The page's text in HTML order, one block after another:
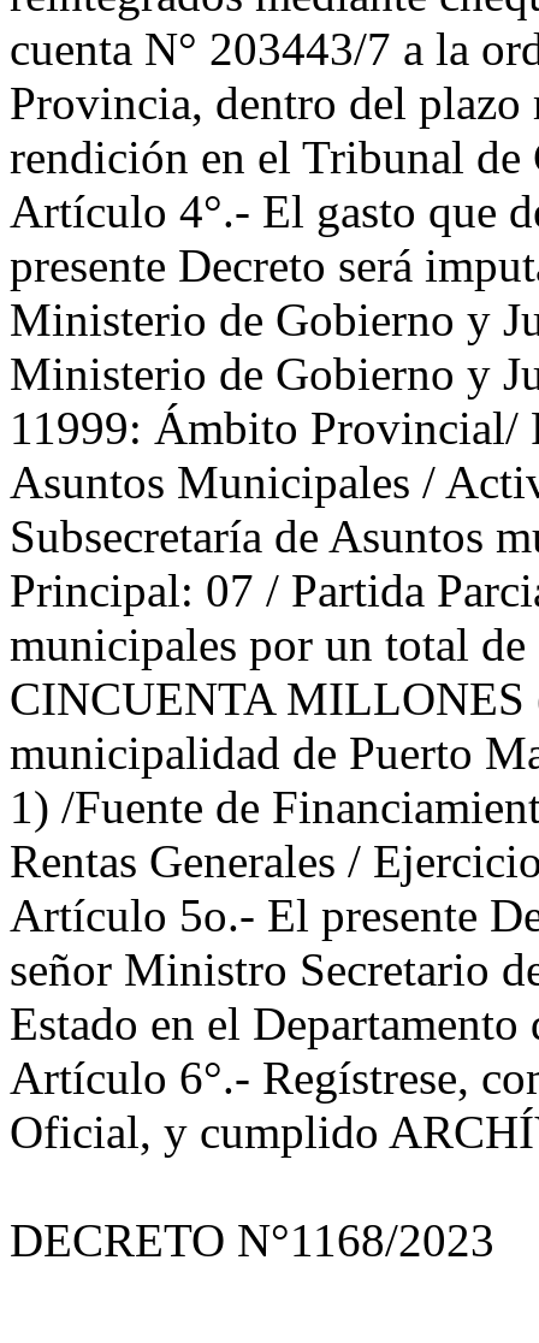
cuenta N° 203443/7 a la
Provincia, dentro del
rendición en el Tribunal de
Artículo 4°.- El gasto que
presente Decreto será
Ministerio de Gobierno y
Ministerio de Gobierno y
11999: Ámbito Provincial/
Asuntos Municipales /
Subsecretaría de Asuntos
Principal: 07 / Partida
municipales por un total
CINCUENTA MILLONES
municipalidad de Puerto
1) /Fuente de
Rentas Generales /
Artículo 5o.- El presente
señor Ministro Secretario
Estado en el
Artículo 6°.- Regístrese,
Oficial, y cumplido
DECRETO N°1168/2023